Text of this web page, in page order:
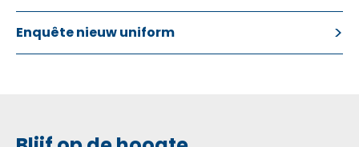
Enquête nieuw uniform